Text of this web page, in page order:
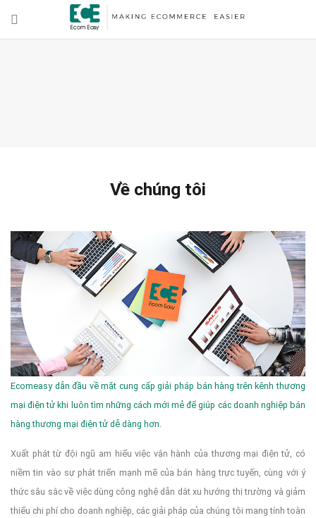
Về chúng tôi
Ecomeasy dẫn đầu về mặt cung cấp giải pháp bán hàng trên kênh thương
mại điện tử khi luôn tìm những cách mới mẻ để giúp các doanh nghiệp bán
hàng thương mại điện tử dễ dàng hơn.
Xuất phát từ đội ngũ am hiểu việc vận hành của thương mại điện tử, có
niềm tin vào sự phát triển mạnh mẽ của bán hàng trực tuyến, cùng với ý
thức sâu sắc về việc dùng công nghệ dẫn dắt xu hướng thị trường và giảm
thiểu chi phí cho doanh nghiệp, các giải pháp của chúng tôi mang tính toàn